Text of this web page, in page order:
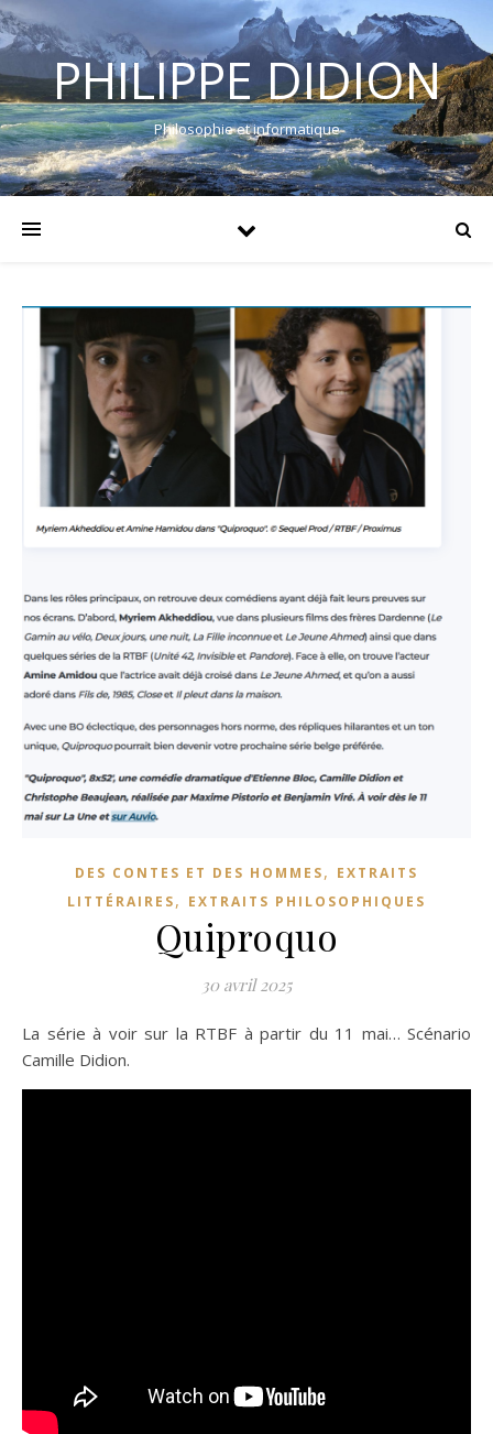
PHILIPPE DIDION
Philosophie et informatique
DES CONTES ET DES HOMMES, EXTRAITS
LITTÉRAIRES, EXTRAITS PHILOSOPHIQUES
Quiproquo
30 avril 2025
La série à voir sur la RTBF à partir du 11 mai… Scénario
Camille Didion.